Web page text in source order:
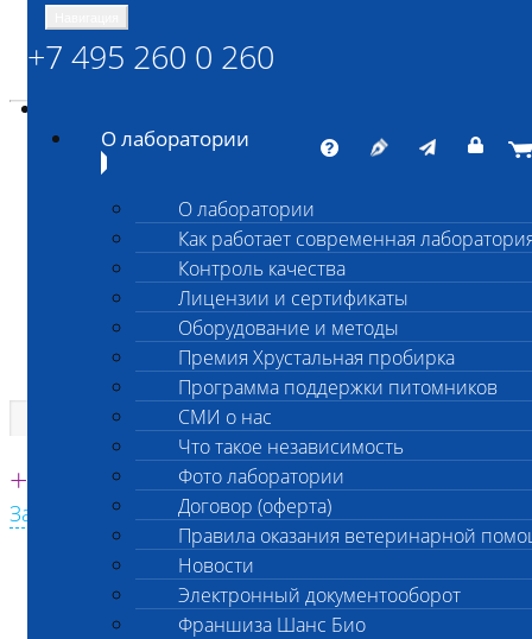
ШАНС БИО
Независимая ветеринарная лаборатория
Единая круглосуточная справочная
+7 495 260 0 260
Заказать звонок с сайта
+7 495 260 0 260
О лаборатории
О лаборатории
Как работает современная
Контроль качества
Лицензии и сертификаты
Оборудование и методы
Премия Хрустальная пробирка
Программа поддержки питомников
СМИ о нас
Что такое независимость
Фото лаборатории
Договор (оферта)
Правила оказания ветеринарной
Новости
Электронный документооборот
Франшиза Шанс Био
Главная страница
Анализы и цены
ГЕНЕТИКА КОШЕК
Установление родства 2 животных (котенок + кот, мать